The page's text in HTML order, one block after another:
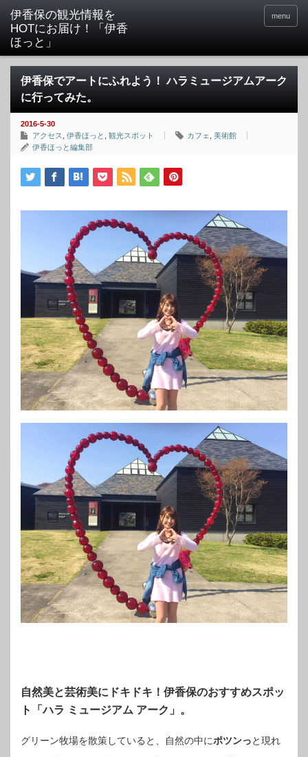
menu
伊香保でアートにふれよう！ ハラミュージアムアーク
に行ってみた。
2016-5-30
アクセス
伊香ほっと 観光スポット カフェ
美術館
伊香ほっと編集部
自然美と芸術美にドキドキ！伊香保のおすすめスポッ
ト「ハラ ミュージアム アーク」。
グリーン牧場を散策していると、自然の中にポツンっと現れ